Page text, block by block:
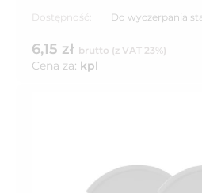
Dostępność: Do wyczerpania
6,15 zł brutto (z VAT 23%)
Cena za: kpl